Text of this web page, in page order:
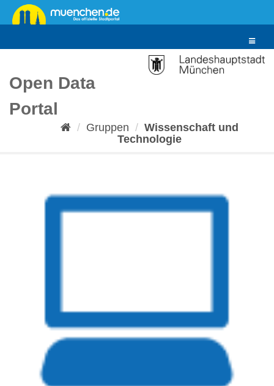
Überspringen
zum
Toggle
Open Data
Portal
Gruppen
Wissenschaft und
Technologie